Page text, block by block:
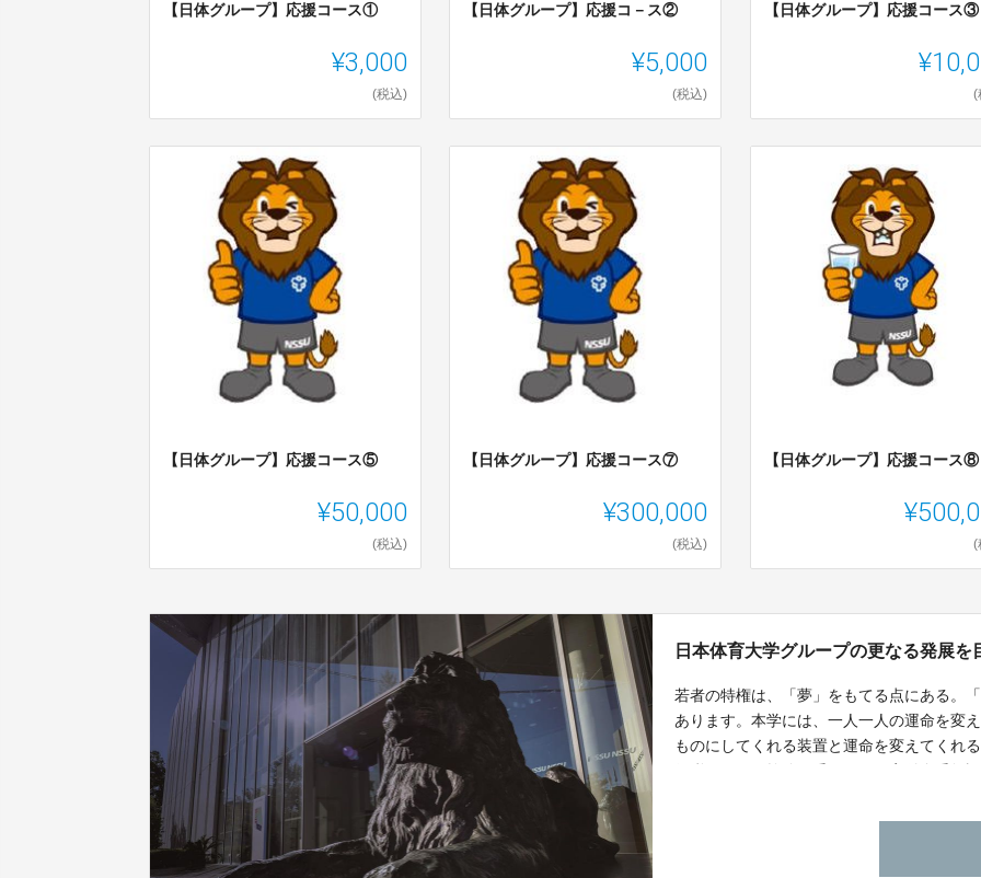
【日体グループ】応援コース①
¥3,000
(税込)
【日体グループ】応援コ－ス②
¥5,000
(税込)
【日体グループ】応援コース③
(
【日体グループ】応援コース⑤
¥50,000
(税込)
【日体グループ】応援コース⑦
¥300,000
(税込)
【日体グループ】応援コース⑧
(
日本体育大学グループの更なる発展を
若者の特権は、「夢」をもてる点にある。
あります。本学には、一人一人の運命を変
ものにしてくれる装置と運命を変えてくれ